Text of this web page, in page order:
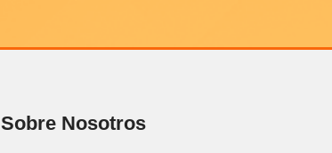
Sobre Nosotros